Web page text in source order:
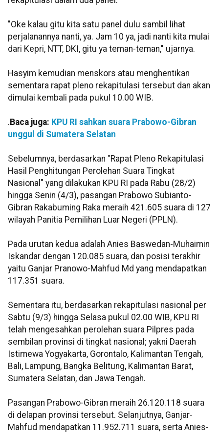
"Oke kalau gitu kita satu panel dulu sambil lihat
perjalanannya nanti, ya. Jam 10 ya, jadi nanti kita mulai
dari Kepri, NTT, DKI, gitu ya teman-teman," ujarnya.
Hasyim kemudian menskors atau menghentikan
sementara rapat pleno rekapitulasi tersebut dan akan
dimulai kembali pada pukul 10.00 WIB.
. Baca juga: KPU RI sahkan suara Prabowo-Gibran
unggul di Sumatera Selatan
Sebelumnya, berdasarkan "Rapat Pleno Rekapitulasi
Hasil Penghitungan Perolehan Suara Tingkat
Nasional" yang dilakukan KPU RI pada Rabu (28/2)
hingga Senin (4/3), pasangan Prabowo Subianto-
Gibran Rakabuming Raka meraih 421.605 suara di 127
wilayah Panitia Pemilihan Luar Negeri (PPLN).
Pada urutan kedua adalah Anies Baswedan-Muhaimin
Iskandar dengan 120.085 suara, dan posisi terakhir
yaitu Ganjar Pranowo-Mahfud Md yang mendapatkan
117.351 suara.
Sementara itu, berdasarkan rekapitulasi nasional per
Sabtu (9/3) hingga Selasa pukul 02.00 WIB, KPU RI
telah mengesahkan perolehan suara Pilpres pada
sembilan provinsi di tingkat nasional; yakni Daerah
Istimewa Yogyakarta, Gorontalo, Kalimantan Tengah,
Bali, Lampung, Bangka Belitung, Kalimantan Barat,
Sumatera Selatan, dan Jawa Tengah.
Pasangan Prabowo-Gibran meraih 26.120.118 suara
di delapan provinsi tersebut. Selanjutnya, Ganjar-
Mahfud mendapatkan 11.952.711 suara, serta Anies-